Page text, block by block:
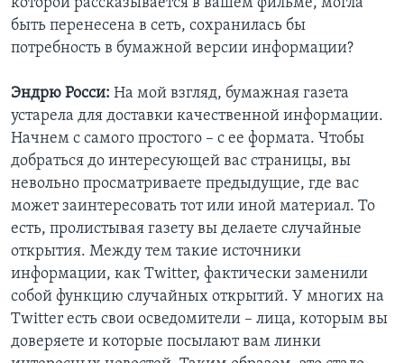
которой рассказывается в вашем фильме, могла
быть перенесена в сеть, сохранилась бы
потребность в бумажной версии информации?
Эндрю Росси: На мой взгляд, бумажная газета
устарела для доставки качественной информации.
Начнем с самого простого – с ее формата. Чтобы
добраться до интересующей вас страницы, вы
невольно просматриваете предыдущие, где вас
может заинтересовать тот или иной материал. То
есть, пролистывая газету вы делаете случайные
открытия. Между тем такие источники
информации, как Twitter, фактически заменили
собой функцию случайных открытий. У многих на
Twitter есть свои осведомители – лица, которым вы
доверяете и которые посылают вам линки